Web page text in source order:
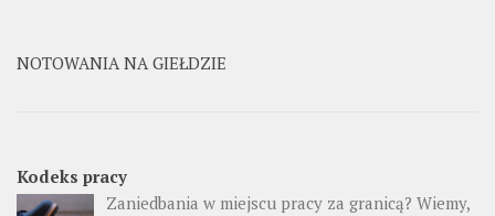
NOTOWANIA NA GIEŁDZIE
Kodeks pracy
Zaniedbania w miejscu pracy za granicą? Wiemy,